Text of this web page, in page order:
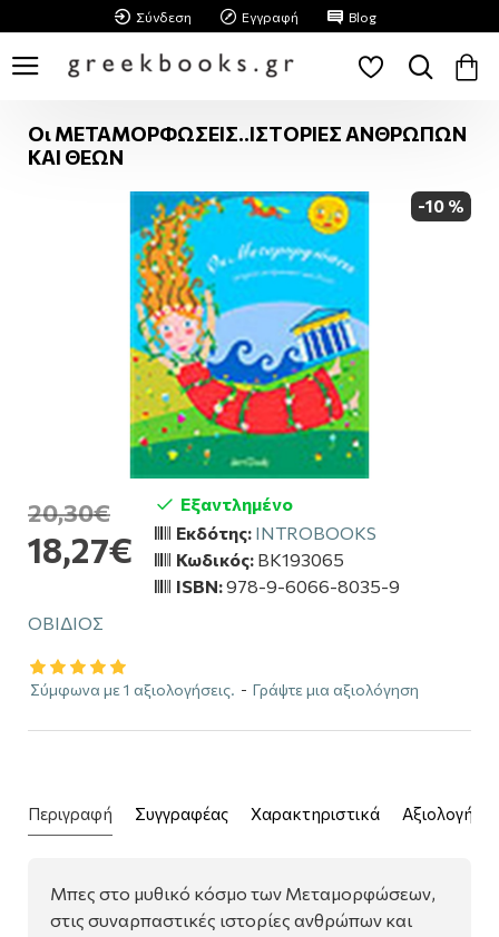
Σύνδεση Εγγραφή Blog
Οι ΜΕΤΑΜΟΡΦΩΣΕΙΣ..ΙΣΤΟΡΙΕΣ ΑΝΘΡΩΠΩΝ
ΚΑΙ ΘΕΩΝ
-10 %
ΟΒΙΔΙΟΣ
Σύμφωνα με 1 αξιολογήσεις. - Γράψτε μια αξιολόγηση
18,27€
20,30€
Εξαντλημένο
Εκδότης: INTROBOOKS
Κωδικός: BK193065
ISBN:978-9-6066-8035-9
Περιγραφή Συγγραφέας Χαρακτηριστικά
Μπες στο μυθικό κόσμο των Μεταμορφώσεων,
στις συναρπαστικές ιστορίες ανθρώπων και